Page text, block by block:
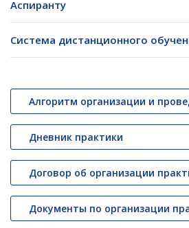
Аспиранту
Система дистанционного
Алгоритм организации и
Дневник практики
Договор об организации
Документы по организации